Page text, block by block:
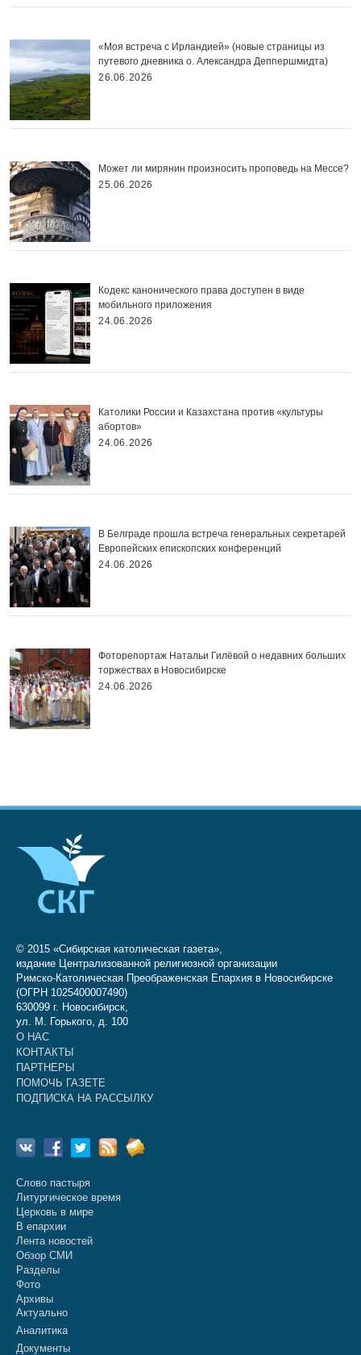
«Моя встреча с Ирландией» (новые страницы из
путевого дневника о. Александра Деппершмидта)
26.06.2026
Может ли мирянин произносить проповедь на Мессе?
25.06.2026
Кодекс канонического права доступен в виде
мобильного приложения
24.06.2026
Католики России и Казахстана против «культуры
абортов»
24.06.2026
В Белграде прошла встреча генеральных секретарей
Европейских епископских конференций
24.06.2026
Фоторепортаж Натальи Гилёвой о недавних больших
торжествах в Новосибирске
24.06.2026
© 2015 «Сибирская католическая газета»,
издание Централизованной религиозной организации
Римско-Католическая Преображенская Епархия в Новосибирске
(ОГРН 1025400007490)
630099 г. Новосибирск,
ул. М. Горького, д. 100
О НАС
КОНТАКТЫ
ПАРТНЕРЫ
ПОМОЧЬ ГАЗЕТЕ
ПОДПИСКА НА РАССЫЛКУ
Слово пастыря
Литургическое время
Церковь в мире
В епархии
Лента новостей
Обзор СМИ
Разделы
Фото
Архивы
Актуально
Аналитика
Документы